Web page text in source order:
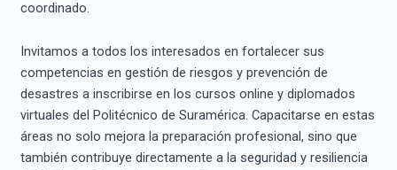
coordinado.
Invitamos a todos los interesados en fortalecer sus
competencias en gestión de riesgos y prevención de
desastres a inscribirse en los cursos online y diplomados
virtuales del Politécnico de Suramérica. Capacitarse en estas
áreas no solo mejora la preparación profesional, sino que
también contribuye directamente a la seguridad y resiliencia